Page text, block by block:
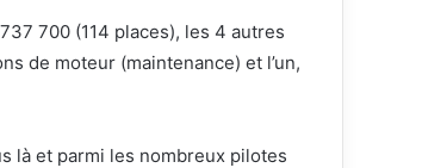
700 (114 places), les 4 autres
de moteur (maintenance) et l’un,
là et parmi les nombreux pilotes